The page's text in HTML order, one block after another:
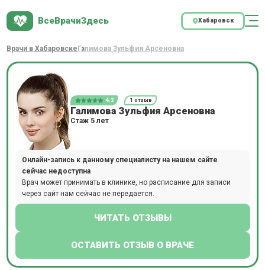
ВсеВрачиЗдесь Хабаровск
Врачи в Хабаровске Галимова Зульфия Арсеновна
4.2 1 отзыв
Галимова Зульфия Арсеновна
Стаж 5 лет
Онлайн-запись к данному специалисту на нашем сайте
сейчас недоступна
Врач может принимать в клинике, но расписание для записи
через сайт нам сейчас не передается.
ЧИТАТЬ ОТЗЫВЫ
ОСТАВИТЬ ОТЗЫВ О ВРАЧЕ